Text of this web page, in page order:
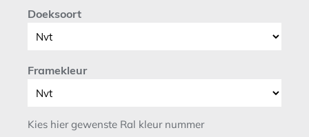
Doeksoort
Framekleur
Kies hier gewenste Ral kleur nummer